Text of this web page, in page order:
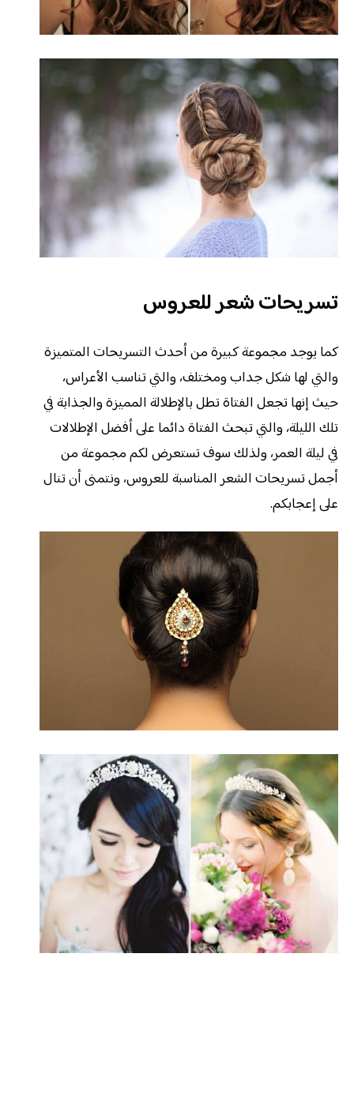
تسريحات شعر للعروس
كما يوجد مجموعة كبيرة من أحدث التسريحات المتميزة
والتي لها شكل جداب ومختلف، والتي تناسب الأعراس،
حيث إنها تجعل الفتاة تطل بالإطلالة المميزة والجذابة في
تلك الليلة، والتي تبحث الفتاة دائما على أفضل الإطلالات
في ليلة العمر، ولذلك سوف تستعرض لكم مجموعة من
أجمل تسريحات الشعر المناسبة للعروس، ونتمنى أن تنال
على إعجابكم.